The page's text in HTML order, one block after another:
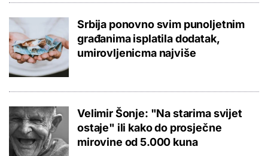
Srbija ponovno svim punoljetnim
građanima isplatila dodatak,
umirovljenicma najviše
Velimir Šonje: "Na starima svijet
ostaje" ili kako do prosječne
mirovine od 5.000 kuna